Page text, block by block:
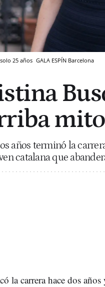
25 años GALA ESPÍN Barcelona
años terminó la
catalana que
la carrera hace dos